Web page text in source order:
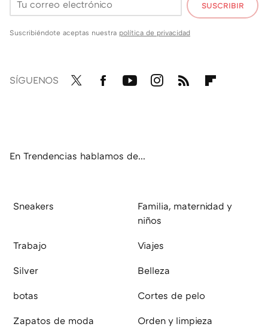
SUSCRIBIR
Suscribiéndote aceptas nuestra política de privacidad
SÍGUENOS
En Trendencias hablamos de...
Sneakers
Familia, maternidad y
niños
Trabajo Viajes
Silver Belleza
botas Cortes de pelo
Zapatos de moda Orden y limpieza